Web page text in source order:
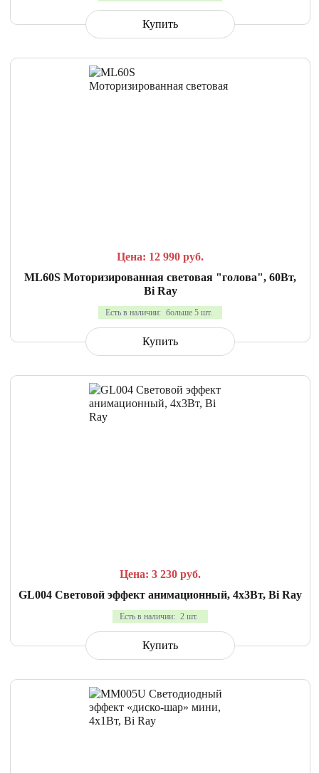
Купить
Цена: 12 990 руб.
ML60S Моторизированная световая "голова", 60Вт,
Bi Ray
Есть в наличии: больше 5 шт.
Купить
Цена: 3 230 руб.
GL004 Световой эффект анимационный, 4х3Вт, Bi Ray
Есть в наличии: 2 шт.
Купить